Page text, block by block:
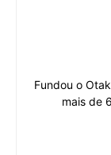
Fundou o
mais de